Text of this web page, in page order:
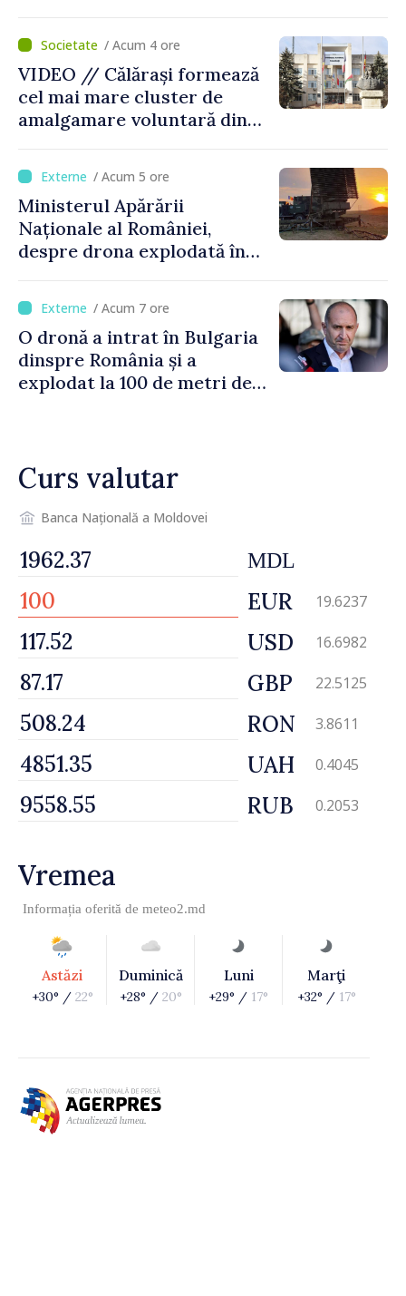
control vamal cu un scanner
performant/ Acum 4 ore
VIDEO // Călărași formează
cel mai mare cluster de
amalgamare voluntară din
orășenesc a aprobat decizia
finală
/ Acum 5 ore
Ministerul Apărării
Naționale al României,
despre drona explodată în
nu au detectat niciun
vehicul aerian”
/ Acum 7 ore
O dronă a intrat în Bulgaria
dinspre România și a
explodat la 100 de metri de
Curs valutar
Banca Națională a Moldovei
MDL
EUR 19.6237
USD 16.6982
GBP 22.5125
RON 3.8611
UAH 0.4045
RUB 0.2053
Vremea
Informația oferită de meteo2.md
Astăzi
+30° / 22°
Duminică
+28° / 20°
Luni
+29° / 17°
Marţi
+32° / 17°